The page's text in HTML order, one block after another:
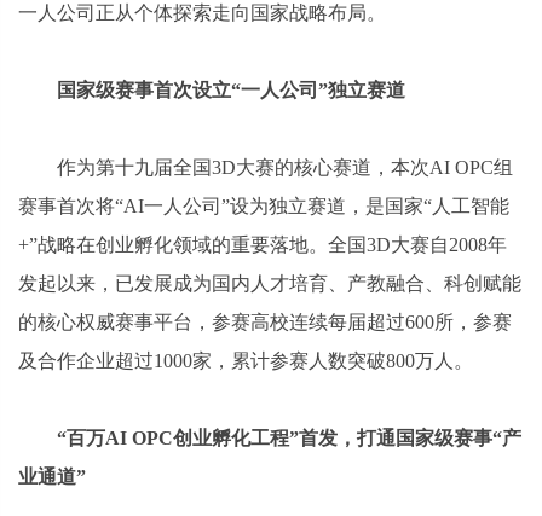
一人公司正从个体探索走向国家战略布局。
国家级赛事首次设立“一人公司”独立赛道
作为第十九届全国3D大赛的核心赛道，本次AI OPC组
赛事首次将“AI一人公司”设为独立赛道，是国家“人工智能
+”战略在创业孵化领域的重要落地。全国3D大赛自2008年
发起以来，已发展成为国内人才培育、产教融合、科创赋能
的核心权威赛事平台，参赛高校连续每届超过600所，参赛
及合作企业超过1000家，累计参赛人数突破800万人。
“百万AI OPC创业孵化工程”首发，打通国家级赛事“产
业通道”